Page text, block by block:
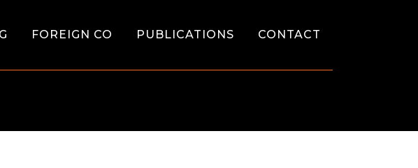
FOREIGN CO PUBLICATIONS CONTACT